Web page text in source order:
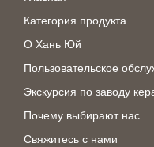
Категория продукта
О Хань Юй
Пользовательское
Экскурсия по заводу
Почему выбирают нас
Свяжитесь с нами